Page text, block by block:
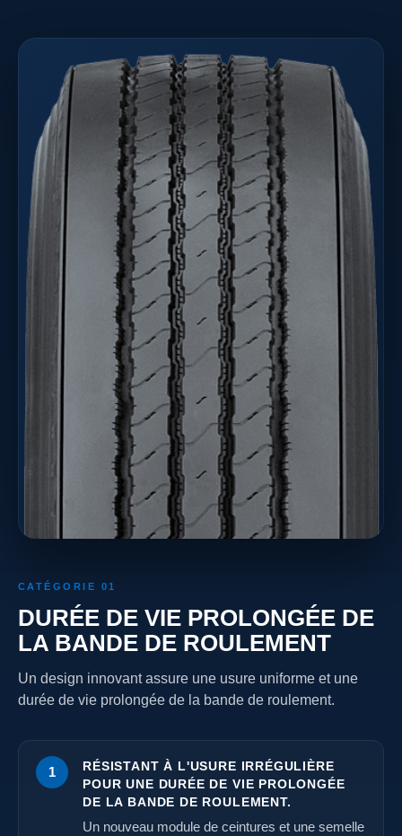
CATÉGORIE 01
DURÉE DE VIE PROLONGÉE DE
LA BANDE DE ROULEMENT
Un design innovant assure une usure uniforme et une
durée de vie prolongée de la bande de roulement.
1
RÉSISTANT À L'USURE IRRÉGULIÈRE
POUR UNE DURÉE DE VIE PROLONGÉE
DE LA BANDE DE ROULEMENT.
Un nouveau module de ceintures et une semelle